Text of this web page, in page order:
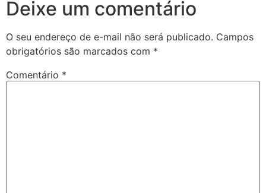
Deixe um comentário
O seu endereço de e-mail não será publicado. Campos
obrigatórios são marcados com *
Comentário *